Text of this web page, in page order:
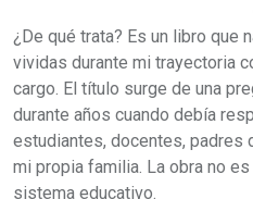
¿De qué trata? Es un libro que
vividas durante mi trayectoria
cargo. El título surge de una
durante años cuando debía
estudiantes, docentes, padres
mi propia familia. La obra no es
sistema educativo.